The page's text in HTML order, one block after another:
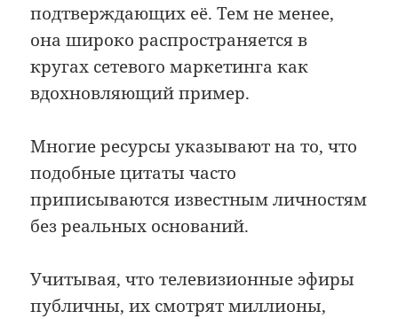
подтверждающих её. Тем не менее,
она широко распространяется в
кругах сетевого маркетинга как
вдохновляющий пример.
Многие ресурсы указывают на то, что
подобные цитаты часто
приписываются известным личностям
без реальных оснований.
Учитывая, что телевизионные эфиры
публичны, их смотрят миллионы,